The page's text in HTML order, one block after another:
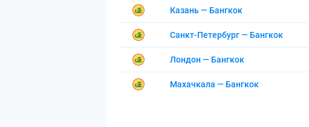
Казань — Бангкок
Санкт-Петербург — Бангкок
Лондон — Бангкок
Махачкала — Бангкок